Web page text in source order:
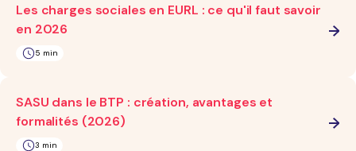
Les charges sociales en EURL : ce qu'il faut savoir
en 2026
5 min
SASU dans le BTP : création, avantages et
formalités (2026)
3 min